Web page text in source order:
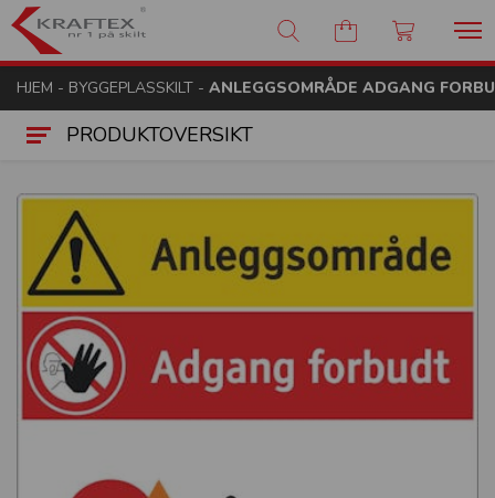
Kraftex - nr 1 på skilt
HJEM - BYGGEPLASSKILT - ANLEGGSOMRÅDE ADGANG
PRODUKTOVERSIKT